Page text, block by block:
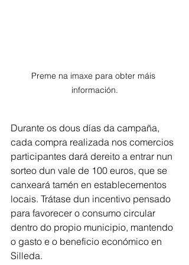
Preme na imaxe para obter máis
información.
Durante os dous días da campaña,
cada compra realizada nos comercios
participantes dará dereito a entrar nun
sorteo dun vale de 100 euros, que se
canxeará tamén en establecementos
locais. Trátase dun incentivo pensado
para favorecer o consumo circular
dentro do propio municipio, mantendo
o gasto e o beneficio económico en
Silleda.